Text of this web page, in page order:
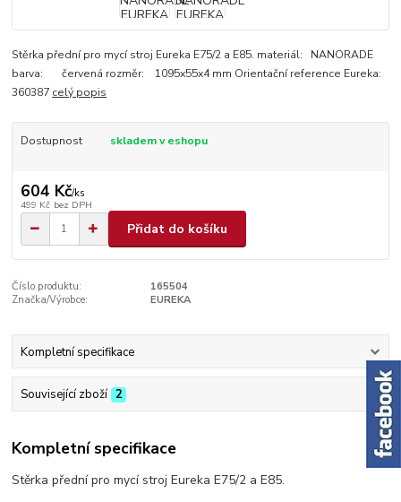
Stěrka přední pro mycí stroj Eureka E75/2 a E85. materiál: NANORADE
barva: červená rozměr: 1095x55x4 mm Orientační reference Eureka:
360387 celý popis
Dostupnost skladem v eshopu
604 Kč/ks
499 Kč bez DPH
Přidat do košíku
Číslo produktu:
165504
Značka/Výrobce:
EUREKA
Kompletní specifikace
Související zboží 2
Kompletní specifikace
Stěrka přední pro mycí stroj Eureka E75/2 a E85.